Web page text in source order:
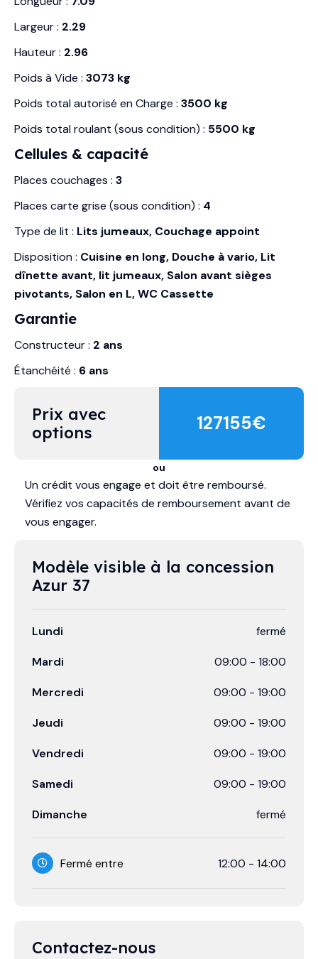
Largeur : 2.29
Hauteur : 2.96
Poids à Vide : 3073 kg
Poids total autorisé en Charge : 3500 kg
Poids total roulant (sous condition) : 5500 kg
Cellules & capacité
Places couchages : 3
Places carte grise (sous condition) : 4
Type de lit : Lits jumeaux, Couchage appoint
Disposition : Cuisine en long, Douche à vario, Lit
dînette avant, lit jumeaux, Salon avant sièges
pivotants, Salon en L, WC Cassette
Garantie
Constructeur : 2 ans
Étanchéité : 6 ans
Prix avec
options
127155€
ou
Un crédit vous engage et doit être remboursé.
Vérifiez vos capacités de remboursement avant de
vous engager.
Modèle visible à la concession
Azur 37
Lundi fermé
Mardi 09:00 - 18:00
Mercredi 09:00 - 19:00
Jeudi 09:00 - 19:00
Vendredi 09:00 - 19:00
Samedi 09:00 - 19:00
Dimanche fermé
Fermé entre 12:00 - 14:00
Contactez-nous